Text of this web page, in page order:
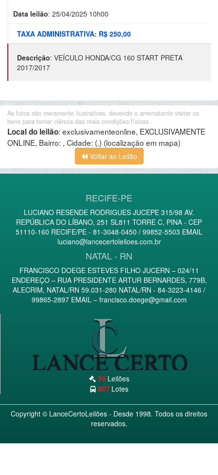
Data leilão: 25/04/2025 10h00
TAXA ADMINISTRATIVA: R$ 250,00
Descrição: VEÍCULO HONDA/CG 160 START PRETA
2017/2017
As fotos são meramente ilustrativas, devendo o arrematante visitar os
bens para tomar ciência das reais condições físicas.
Local do leilão: exclusivamenteonline, EXCLUSIVAMENTE
ONLINE, Bairro: , Cidade: (.) (localização em mapa)
Voltar ao Leilão
RECIFE-PE
LUCIANO RESENDE RODRIGUES JUCEPE 315/98 AV.
REPÚBLICA DO LÍBANO, 251 SL811 TORRE C, PINA - CEP
51110-160 RECIFE/PE - 81-3048-0450 / 99852-5503 EMAIL
luciano@lancecertoleiloes.com.br
NATAL - RN
FRANCISCO DOEGE ESTEVES FILHO JUCERN – 024/11
ENDEREÇO – RUA PRESIDENTE ARTUR BERNARDES, 779B,
ALECRIM, NATAL/RN 59.031-280 NATAL/RN - 84-3223-4146 /
99865-2897 EMAIL – francisco.doege@gmail.com
39 Leilões
807 Lotes
Copyright © LanceCertoLeilões - Desde 1998. Todos os direitos
reservados.